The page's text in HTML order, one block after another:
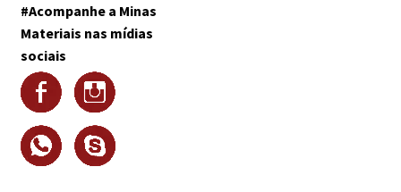
#Acompanhe a Minas
Materiais nas mídias
sociais